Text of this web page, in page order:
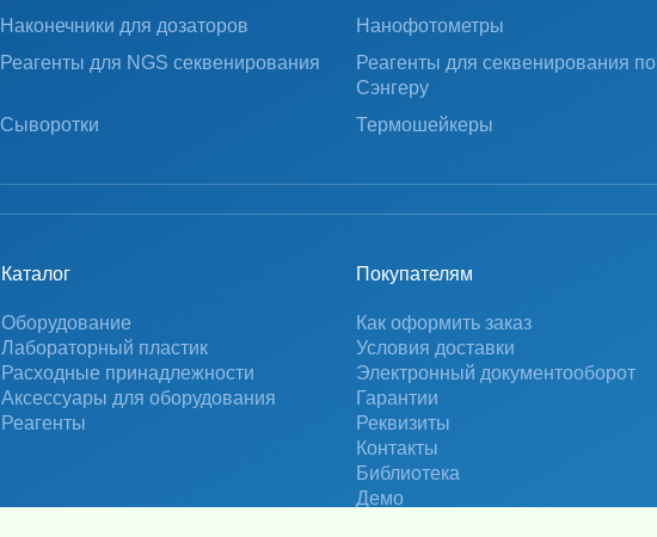
Наконечники для дозаторов
Нанофотометры
Реагенты для NGS секвенирования
Реагенты для секвенирования по
Сэнгеру
Сыворотки
Термошейкеры
Каталог
Оборудование
Лабораторный пластик
Расходные принадлежности
Аксессуары для оборудования
Реагенты
Покупателям
Как оформить заказ
Условия доставки
Электронный документооборот
Гарантии
Реквизиты
Контакты
Библиотека
Демо